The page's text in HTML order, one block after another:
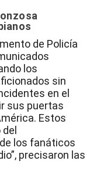
de Policía
los
sin
en el
sus puertas
Estos
del
los fanáticos
precisaron las